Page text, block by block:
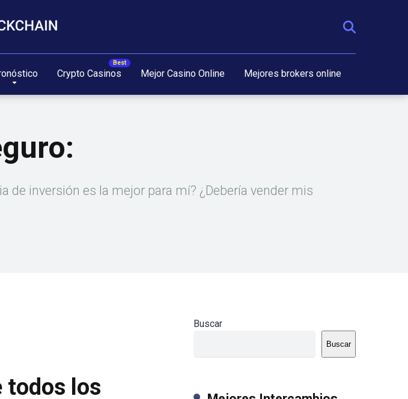
Crypto Casinos Mejor Casino Online Mejores brokers online
inversión es la mejor para mí? ¿Debería vender mis
todos los
Buscar
Buscar